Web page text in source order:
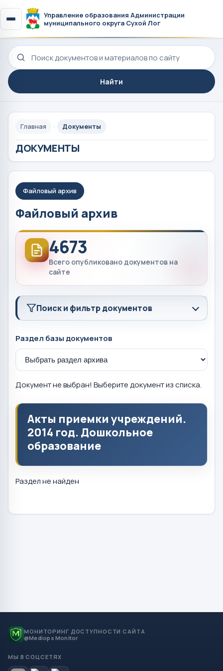
Управление образования Администрации
муниципального округа Сухой Лог
Поиск по сайту
Найти
Главная Документы
ДОКУМЕНТЫ
Файловый архив
Файловый архив
4673
Всего опубликовано документов на
сайте
Поиск и фильтр документов
Раздел базы документов
Документ не выбран! Выберите документ из списка.
Акты приемки учреждений.
2014 год. Дошкольное
образование
Раздел не найден
МОНИТОРИНГ ДОСТУПНОСТИ САЙТА
@Mediops Monitor
МЫ В СОЦСЕТЯХ